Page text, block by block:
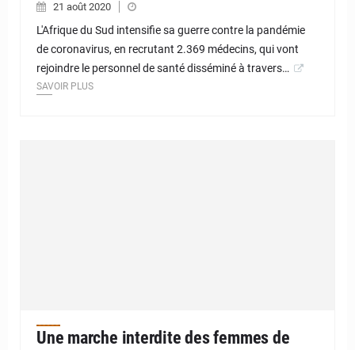
21 août 2020
L'Afrique du Sud intensifie sa guerre contre la pandémie
de coronavirus, en recrutant 2.369 médecins, qui vont
rejoindre le personnel de santé disséminé à travers…
SAVOIR PLUS
Une marche interdite des femmes de